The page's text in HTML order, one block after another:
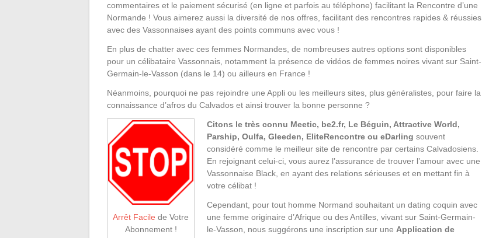
commentaires et le paiement sécurisé (en ligne et parfois au téléphone) facilitant la Rencontre d’une
Normande ! Vous aimerez aussi la diversité de nos offres, facilitant des rencontres rapides & réussies
avec des Vassonnaises ayant des points communs avec vous !
En plus de chatter avec ces femmes Normandes, de nombreuses autres options sont disponibles
pour un célibataire Vassonnais, notamment la présence de vidéos de femmes noires vivant sur Saint-
Germain-le-Vasson (dans le 14) ou ailleurs en France !
Néanmoins, pourquoi ne pas rejoindre une Appli ou les meilleurs sites, plus généralistes, pour faire la
connaissance d’afros du Calvados et ainsi trouver la bonne personne ?
Arrêt Facile de Votre
Abonnement !
Citons le très connu Meetic, be2.fr, Le Béguin, Attractive World,
Parship, Oulfa, Gleeden, EliteRencontre ou eDarling souvent
considéré comme le meilleur site de rencontre par certains Calvadosiens.
En rejoignant celui-ci, vous aurez l’assurance de trouver l’amour avec une
Vassonnaise Black, en ayant des relations sérieuses et en mettant fin à
votre célibat !
Cependant, pour tout homme Normand souhaitant un dating coquin avec
une femme originaire d’Afrique ou des Antilles, vivant sur Saint-Germain-
le-Vasson, nous suggérons une inscription sur une Application de